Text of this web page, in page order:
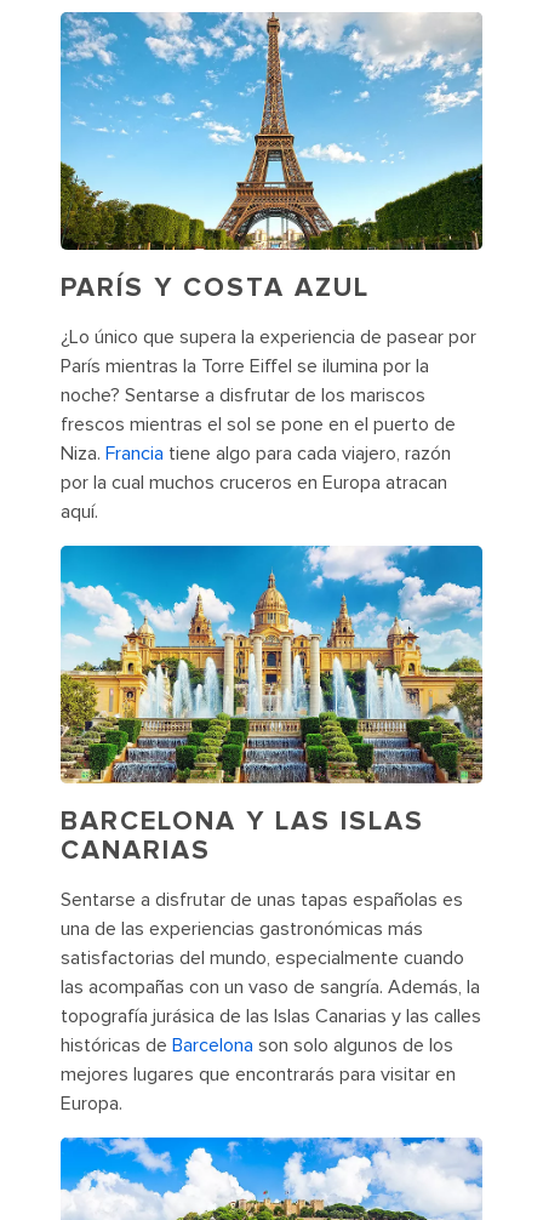
PARÍS Y COSTA AZUL
¿Lo único que supera la experiencia de pasear por
París mientras la Torre Eiffel se ilumina por la
noche? Sentarse a disfrutar de los mariscos
frescos mientras el sol se pone en el puerto de
Niza. Francia tiene algo para cada viajero, razón
por la cual muchos cruceros en Europa atracan
aquí.
BARCELONA Y LAS ISLAS
CANARIAS
Sentarse a disfrutar de unas tapas españolas es
una de las experiencias gastronómicas más
satisfactorias del mundo, especialmente cuando
las acompañas con un vaso de sangría. Además, la
topografía jurásica de las Islas Canarias y las calles
históricas de Barcelona son solo algunos de los
mejores lugares que encontrarás para visitar en
Europa.